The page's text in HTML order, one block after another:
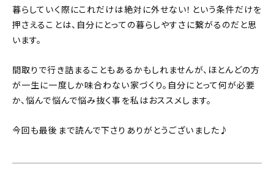
暮らしていく際にこれだけは絶対に外せない！という条件だけを
押さえることは、自分にとっての暮らしやすさに繋がるのだと思
います。
間取りで行き詰まることもあるかもしれませんが、ほとんどの方
が一生に一度しか味合わない家づくり。自分にとって何が必要
か、悩んで悩んで悩み抜く事を私はおススメします。
今回も最後まで読んで下さりありがとうございました♪